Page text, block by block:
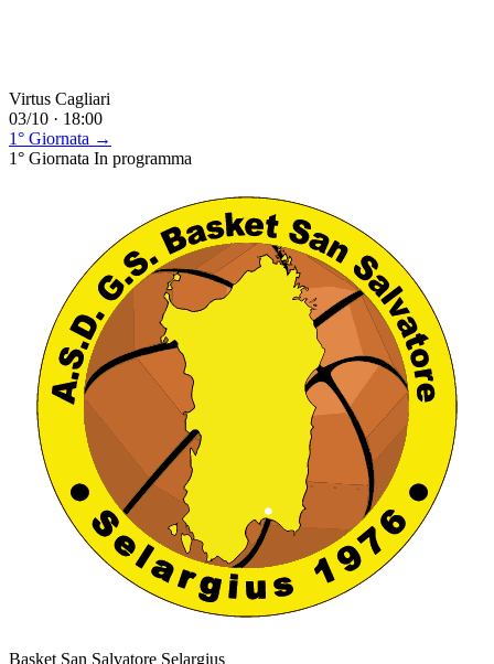
Virtus Cagliari
03/10 · 18:00
1° Giornata →
1° Giornata In programma
Basket San Salvatore Selargius